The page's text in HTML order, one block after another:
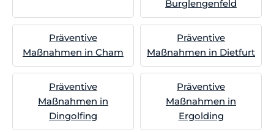
Burglengenfeld
Präventive
Maßnahmen in Cham
Präventive
Maßnahmen in Dietfurt
Präventive
Maßnahmen in
Dingolfing
Präventive
Maßnahmen in
Ergolding